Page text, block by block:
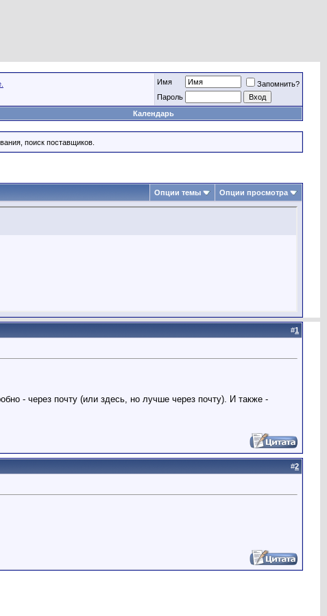
Имя
Запомнить?
Пароль
Календарь
поиск поставщиков.
Опции темы Опции просмотра
#1
- через почту (или здесь, но лучше через почту). И также -
#2